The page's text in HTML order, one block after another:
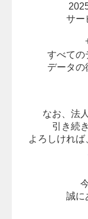
サー
すべての
データの
なお、法
引き続
よろしければ
誠に